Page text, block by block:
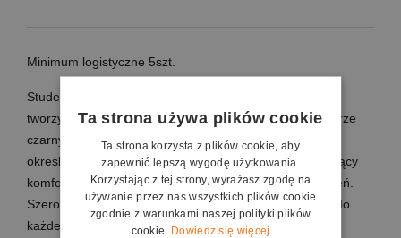
Minimum logistyczne 5szt.
Student Plus to połączenie ergonomicznego siedziska z
tworzywa sztucznego ze stelażem audytoryjnym w kolorze
czarnym. Krzesło Student występuje w rozmiarze 6 w
określonej kolorystyce. Posiada składany pulpit ułatwiający
komfortową pracę i naukę podczas wykładów lub szkoleń.
Szeroka paleta kolorystyczna umożliwia dobór krzesła do
każdego rodzaju wnętrza. Produkt zaprojektowany i
Ta strona używa plików cookie
Ta strona korzysta z plików cookie, aby
zapewnić lepszą wygodę użytkowania.
Korzystając z tej strony, wyrażasz zgodę na
używanie przez nas wszystkich plików cookie
zgodnie z warunkami naszej polityki plików
cookie. Dowiedz się więcej